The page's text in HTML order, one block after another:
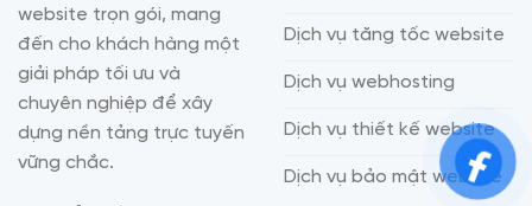
website trọn gói, mang
đến cho khách hàng một
giải pháp tối ưu và
chuyên nghiệp để xây
dựng nền tảng trực tuyến
vững chắc.
Dịch vụ tăng tốc website
Dịch vụ webhosting
Dịch vụ thiết kế website
Dịch vụ bảo mật website